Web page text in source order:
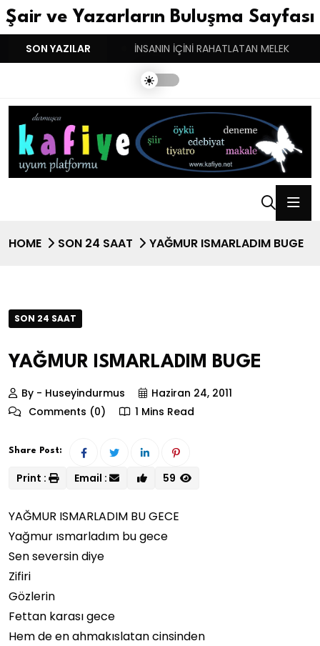
Şair ve Yazarların Buluşma Sayfası
SON YAZILAR
BASARINDIR! İNSANIN İÇİNİ RAHATLATAN MELEK
HOME SON 24 SAAT YAĞMUR ISMARLADIM BUGE
SON 24 SAAT
YAĞMUR ISMARLADIM BUGE
By - Huseyindurmus
Haziran 24, 2011
Comments (0)
1 Mins Read
Share Post:
Print : Email : 59
YAĞMUR ISMARLADIM BU GECE
Yağmur ısmarladım bu gece
Sen seversin diye
Zifiri
Gözlerin
Fettan karası gece
Hem de en ahmakıslatan cinsinden